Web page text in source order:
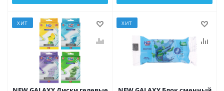
ХИТ ХИТ